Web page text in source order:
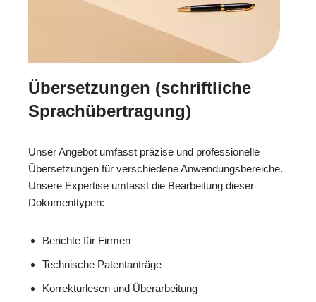
Übersetzungen (schriftliche
Sprachübertragung)
Unser Angebot umfasst präzise und professionelle
Übersetzungen für verschiedene Anwendungsbereiche.
Unsere Expertise umfasst die Bearbeitung dieser
Dokumenttypen:
Berichte für Firmen
Technische Patentanträge
Korrekturlesen und Überarbeitung